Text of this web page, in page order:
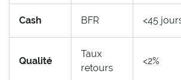
Cash BFR <45
Qualité
Taux
retours
<2%